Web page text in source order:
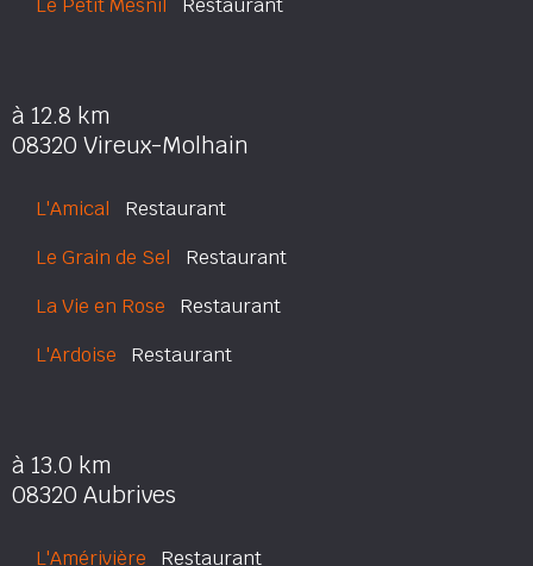
Le Petit Mesnil Restaurant
à 12.8 km
08320 Vireux-Molhain
L'Amical Restaurant
Le Grain de Sel Restaurant
La Vie en Rose Restaurant
L'Ardoise Restaurant
à 13.0 km
08320 Aubrives
L'Amérivière Restaurant